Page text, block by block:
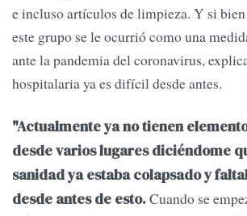
e incluso artículos de limpieza. Y si
este grupo se le ocurrió como una
ante la pandemia del coronavirus,
hospitalaria ya es difícil desde antes.
"Actualmente ya no tienen
desde varios lugares diciéndome
sanidad ya estaba colapsado y
desde antes de esto.Cuando se